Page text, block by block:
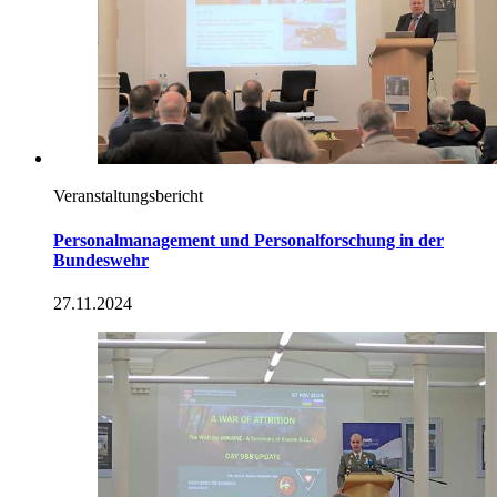
Veranstaltungsbericht
Personalmanagement und Personalforschung in der
Bundeswehr
27.11.2024